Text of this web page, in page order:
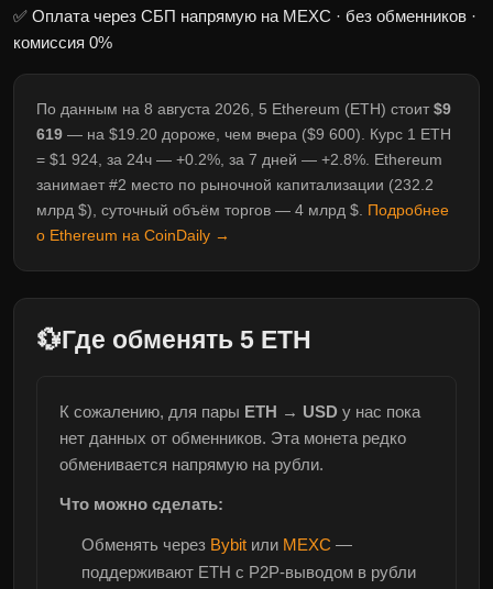
✅ Оплата через СБП напрямую на MEXC · без обменников ·
комиссия 0%
По данным на 8 августа 2026, 5 Ethereum (ETH) стоит $9
619 — на $19.20 дороже, чем вчера ($9 600). Курс 1 ETH
= $1 924, за 24ч — +0.2%, за 7 дней — +2.8%. Ethereum
занимает #2 место по рыночной капитализации (232.2
млрд $), суточный объём торгов — 4 млрд $. Подробнее
о Ethereum на CoinDaily →
💱Где обменять 5 ETH
К сожалению, для пары ETH → USD у нас пока
нет данных от обменников. Эта монета редко
обменивается напрямую на рубли.
Что можно сделать:
Обменять через Bybit или MEXC —
поддерживают ETH с P2P-выводом в рубли